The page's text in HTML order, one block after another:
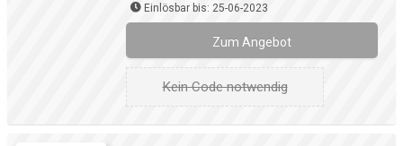
Einlösbar bis: 25-06-2023
Zum Angebot
Kein Code notwendig